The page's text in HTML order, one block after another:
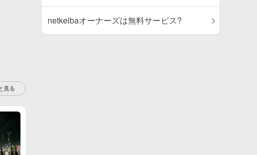
見る
netkeibaオーナーズは無料サービス?